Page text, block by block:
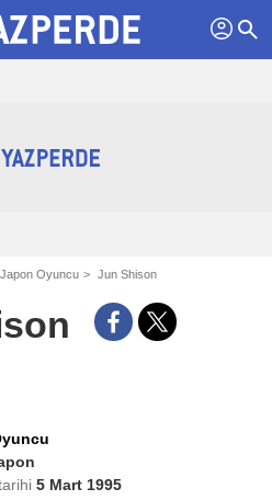
profil search
Japon Oyuncu Jun Shison
5 Mart 1995